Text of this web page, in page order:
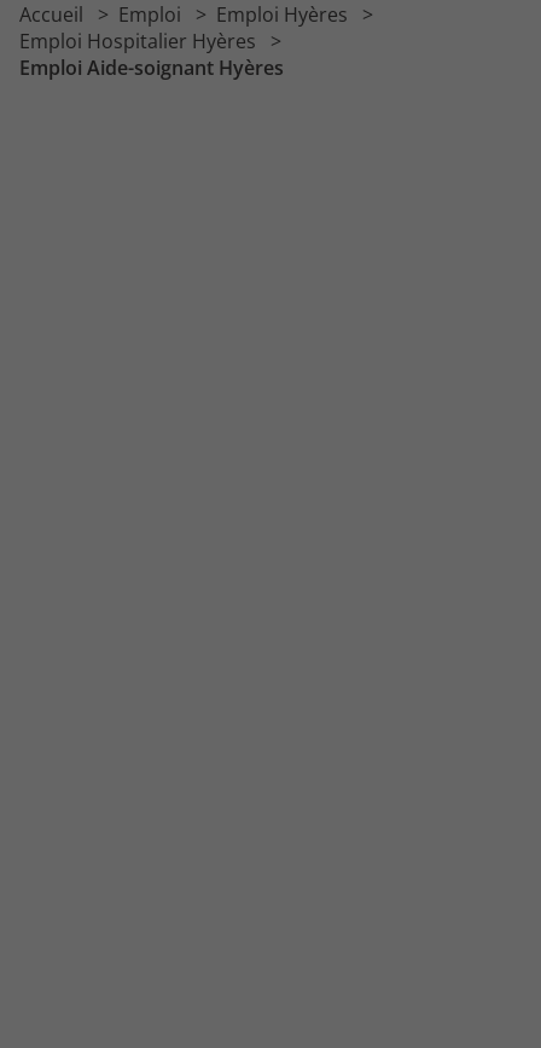
Emploi Psychomotricien
Accueil Emploi
Emploi Hyères
Emploi Hospitalier Hyères
Emploi Aide-soignant Hyères